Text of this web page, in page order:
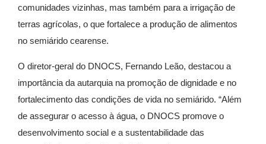
comunidades vizinhas, mas também para a irrigação de
terras agrícolas, o que fortalece a produção de alimentos
no semiárido cearense.
O diretor-geral do DNOCS, Fernando Leão, destacou a
importância da autarquia na promoção de dignidade e no
fortalecimento das condições de vida no semiárido. “Além
de assegurar o acesso à água, o DNOCS promove o
desenvolvimento social e a sustentabilidade das